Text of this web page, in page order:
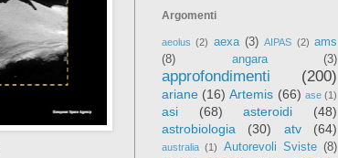
Argomenti
aeolus (2) aexa (3) AIPAS (2) ams
(8)
angara (3)
approfondimenti (200)
ariane (16) Artemis (66) ase (1)
asi (68) asteroidi
(48)
astrobiologia
(30) atv (64)
australia (1) Autorevoli Sviste (8)